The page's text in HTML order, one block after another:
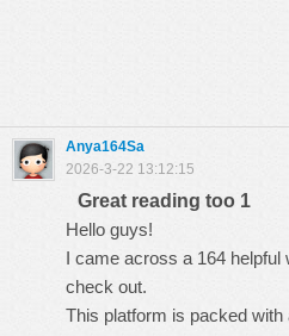
Anya164Sa
2026-3-22 13:12:15
Great reading too 1
Hello guys!
I came across a 164 helpful
check out.
This platform is packed